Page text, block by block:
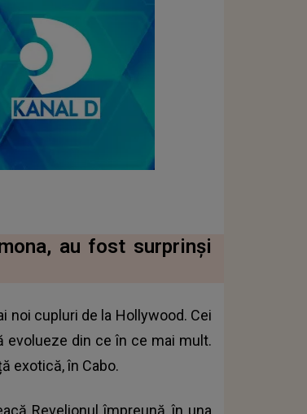
au fost surprinși
noi cupluri de la Hollywood. Cei
evolueze din ce în ce mai mult.
exotică, în Cabo.
Revelionul împreună, în una